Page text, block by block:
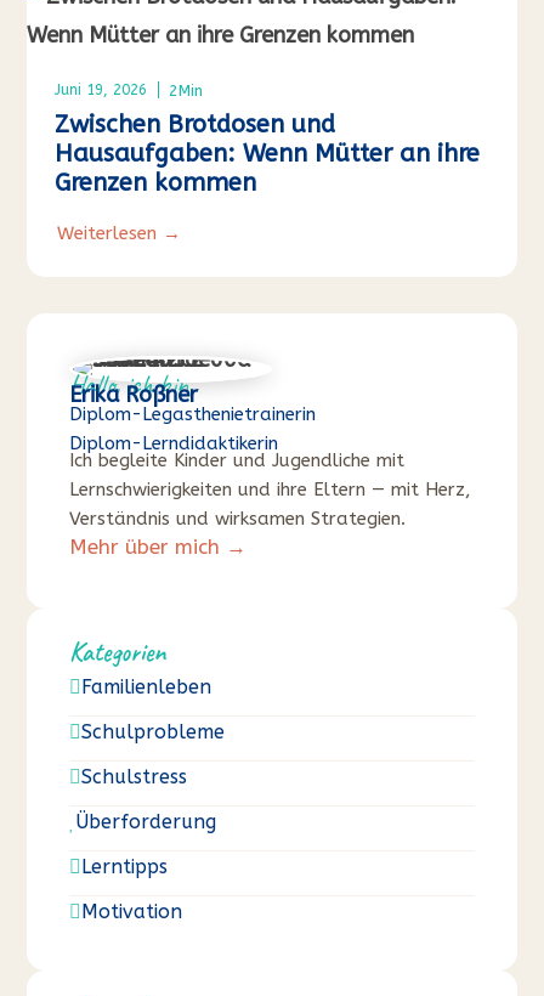
Juni 19, 2026 2Min
Zwischen Brotdosen und
Hausaufgaben: Wenn Mütter an ihre
Grenzen kommen
Weiterlesen →
Hallo, ich bin
Erika Roßner
Diplom-Legasthenietrainerin
Diplom-Lerndidaktikerin
Ich begleite Kinder und Jugendliche mit
Lernschwierigkeiten und ihre Eltern — mit Herz,
Verständnis und wirksamen Strategien.
Mehr über mich →
Kategorien
 Familienleben
Schulprobleme
Schulstress
Überforderung
 Lerntipps
 Motivation